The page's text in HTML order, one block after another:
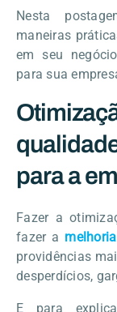
Nesta
maneiras
em seu
para sua
para a
Fazer a
fazer a
providências
desperdícios,
E para